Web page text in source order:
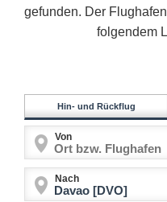
gefunden. Der
folgendem
Hin- und Rückflug
Von
Nach